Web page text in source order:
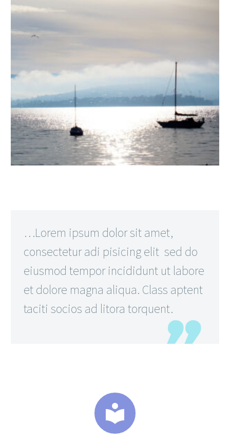
…Lorem ipsum dolor sit amet,
consectetur adi pisicing elit sed do
eiusmod tempor incididunt ut labore
et dolore magna aliqua. Class aptent
taciti socios ad litora torquent.

